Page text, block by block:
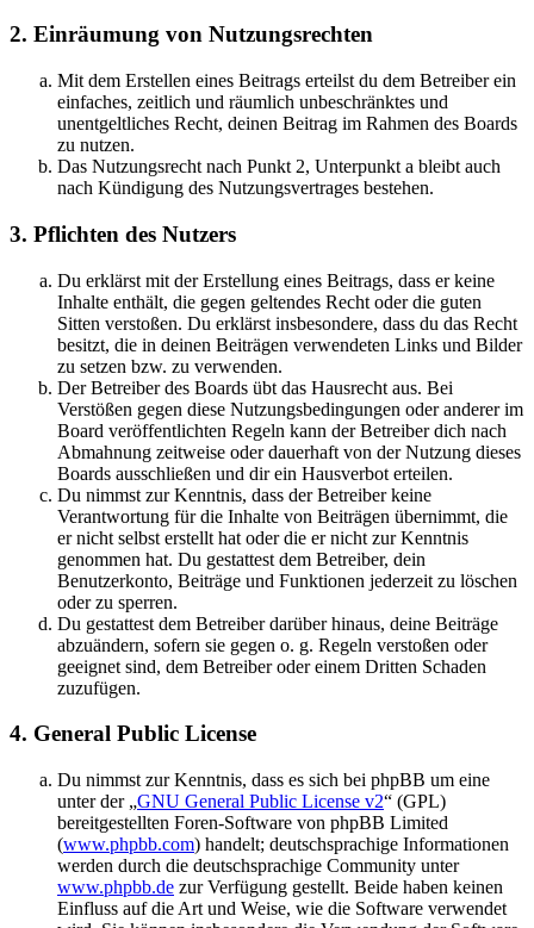
2. Einräumung von Nutzungsrechten
Mit dem Erstellen eines Beitrags erteilst du dem Betreiber ein
einfaches, zeitlich und räumlich unbeschränktes und
unentgeltliches Recht, deinen Beitrag im Rahmen des Boards
zu nutzen.
Das Nutzungsrecht nach Punkt 2, Unterpunkt a bleibt auch
nach Kündigung des Nutzungsvertrages bestehen.
3. Pflichten des Nutzers
Du erklärst mit der Erstellung eines Beitrags, dass er keine
Inhalte enthält, die gegen geltendes Recht oder die guten
Sitten verstoßen. Du erklärst insbesondere, dass du das Recht
besitzt, die in deinen Beiträgen verwendeten Links und Bilder
zu setzen bzw. zu verwenden.
Der Betreiber des Boards übt das Hausrecht aus. Bei
Verstößen gegen diese Nutzungsbedingungen oder anderer im
Board veröffentlichten Regeln kann der Betreiber dich nach
Abmahnung zeitweise oder dauerhaft von der Nutzung dieses
Boards ausschließen und dir ein Hausverbot erteilen.
Du nimmst zur Kenntnis, dass der Betreiber keine
Verantwortung für die Inhalte von Beiträgen übernimmt, die
er nicht selbst erstellt hat oder die er nicht zur Kenntnis
genommen hat. Du gestattest dem Betreiber, dein
Benutzerkonto, Beiträge und Funktionen jederzeit zu löschen
oder zu sperren.
Du gestattest dem Betreiber darüber hinaus, deine Beiträge
abzuändern, sofern sie gegen o. g. Regeln verstoßen oder
geeignet sind, dem Betreiber oder einem Dritten Schaden
zuzufügen.
4. General Public License
Du nimmst zur Kenntnis, dass es sich bei phpBB um eine
unter der „GNU General Public License v2“ (GPL)
bereitgestellten Foren-Software von phpBB Limited
(www.phpbb.com) handelt; deutschsprachige Informationen
werden durch die deutschsprachige Community unter
www.phpbb.de zur Verfügung gestellt. Beide haben keinen
Einfluss auf die Art und Weise, wie die Software verwendet